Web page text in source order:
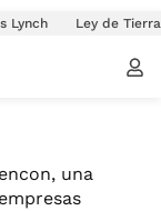
Lynch Ley de
una